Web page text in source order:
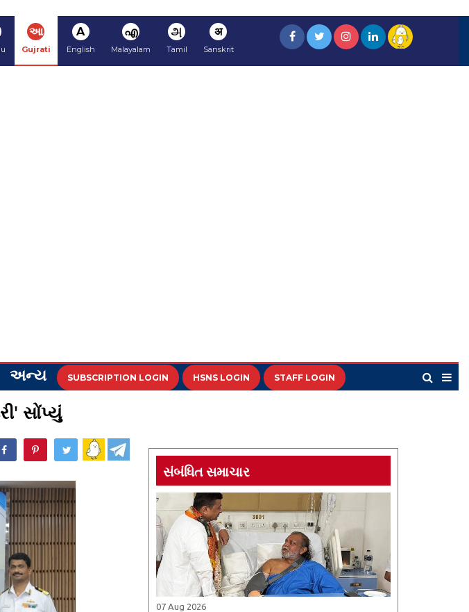
આ
Gujrati
A
English
എ
Malayalam
அ
Tamil
अ
Sanskrit
અન્ય SUBSCRIPTION LOGIN HSNS LOGIN STAFF LOGIN
સોંપ્યું
સંબંધિત સમાચાર
07 Aug 2026